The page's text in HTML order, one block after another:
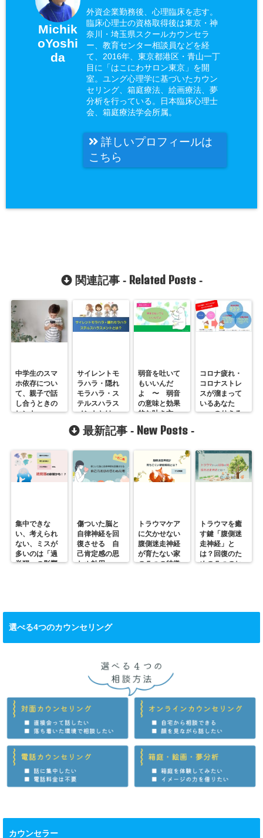
Michik
oYoshi
da
外資企業勤務後、心理臨床を志す。
臨床心理士の資格取得後は東京・神
奈川・埼玉県スクールカウンセラ
ー、教育センター相談員などを経
て、2016年、東京都港区・青山一丁
目に「はこにわサロン東京」を開
室。ユング心理学に基づいたカウン
セリング、箱庭療法、絵画療法、夢
分析を行っている。日本臨床心理士
会、箱庭療法学会所属。
詳しいプロフィールは
こちら
関連記事 - Related Posts-
中学生のスマ
ホ依存につい
て、親子で話
し合うときの
ヒント
サイレントモ
ラハラ・隠れ
モラハラ・ス
テルスハラス
メントとは
弱音を吐いて
もいいんだ
よ 〜 弱音
の意味と効果
的な吐き方
コロナ疲れ・
コロナストレ
スが溜まって
いるあなた
へ。のりきる
最新記事 - New Posts -
集中できな
い、考えられ
ない、ミスが
多いのは「過
覚醒」の影響
傷ついた脳と
自律神経を回
復させる 自
己肯定感の思
わぬ効用
トラウマケア
に欠かせない
腹側迷走神経
が育たない家
の５つの特徴
トラウマを癒
す鍵「腹側迷
走神経」と
は？回復のた
めの５つのヒ
選べる4つのカウンセリング
カウンセラー